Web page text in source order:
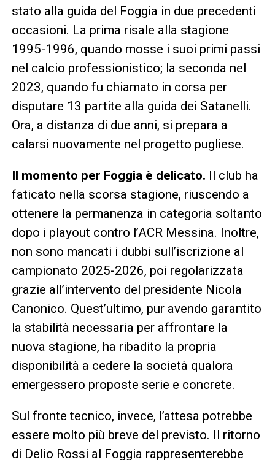
stato alla guida del Foggia in due precedenti
occasioni. La prima risale alla stagione
1995-1996, quando mosse i suoi primi passi
nel calcio professionistico; la seconda nel
2023, quando fu chiamato in corsa per
disputare 13 partite alla guida dei Satanelli.
Ora, a distanza di due anni, si prepara a
calarsi nuovamente nel progetto pugliese.
Il momento per Foggia è delicato. Il club ha
faticato nella scorsa stagione, riuscendo a
ottenere la permanenza in categoria soltanto
dopo i playout contro l’ACR Messina. Inoltre,
non sono mancati i dubbi sull’iscrizione al
campionato 2025-2026, poi regolarizzata
grazie all’intervento del presidente Nicola
Canonico. Quest’ultimo, pur avendo garantito
la stabilità necessaria per affrontare la
nuova stagione, ha ribadito la propria
disponibilità a cedere la società qualora
emergessero proposte serie e concrete.
Sul fronte tecnico, invece, l’attesa potrebbe
essere molto più breve del previsto. Il ritorno
di Delio Rossi al Foggia rappresenterebbe